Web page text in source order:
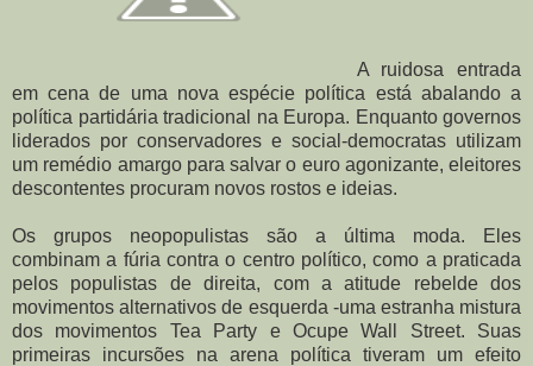
A ruidosa entrada
em cena de uma nova espécie política está abalando a
política partidária tradicional na Europa. Enquanto governos
liderados por conservadores e social-democratas utilizam
um remédio amargo para salvar o euro agonizante, eleitores
descontentes procuram novos rostos e ideias.
Os grupos neopopulistas são a última moda. Eles
combinam a fúria contra o centro político, como a praticada
pelos populistas de direita, com a atitude rebelde dos
movimentos alternativos de esquerda -uma estranha mistura
dos movimentos Tea Party e Ocupe Wall Street. Suas
primeiras incursões na arena política tiveram um efeito